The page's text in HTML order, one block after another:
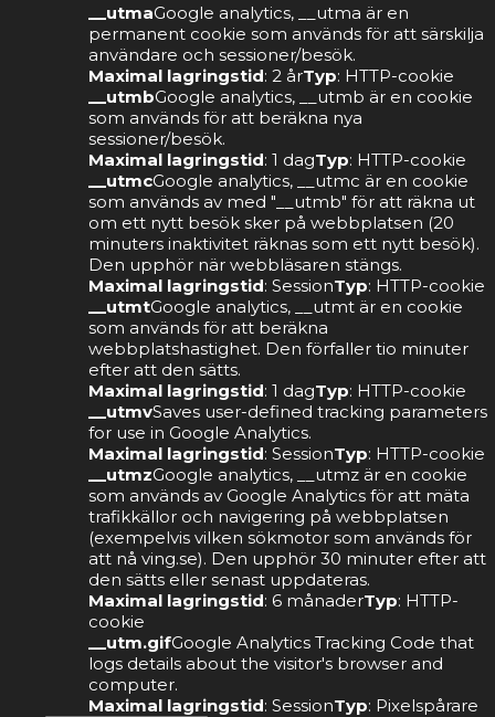
__utmaGoogle analytics, __utma är en
permanent cookie som används för att särskilja
användare och sessioner/besök.
Maximal lagringstid: 2 årTyp: HTTP-cookie
__utmbGoogle analytics, __utmb är en cookie
som används för att beräkna nya
sessioner/besök.
Maximal lagringstid: 1 dagTyp: HTTP-cookie
__utmcGoogle analytics, __utmc är en cookie
som används av med "__utmb" för att räkna ut
om ett nytt besök sker på webbplatsen (20
minuters inaktivitet räknas som ett nytt besök).
Den upphör när webbläsaren stängs.
Maximal lagringstid: SessionTyp: HTTP-cookie
__utmtGoogle analytics, __utmt är en cookie
som används för att beräkna
webbplatshastighet. Den förfaller tio minuter
efter att den sätts.
Maximal lagringstid: 1 dagTyp: HTTP-cookie
__utmvSaves user-defined tracking parameters
for use in Google Analytics.
Maximal lagringstid: SessionTyp: HTTP-cookie
__utmzGoogle analytics, __utmz är en cookie
som används av Google Analytics för att mäta
trafikkällor och navigering på webbplatsen
(exempelvis vilken sökmotor som används för
att nå ving.se). Den upphör 30 minuter efter att
den sätts eller senast uppdateras.
Maximal lagringstid: 6 månaderTyp: HTTP-
cookie
__utm.gifGoogle Analytics Tracking Code that
logs details about the visitor's browser and
computer.
Maximal lagringstid: SessionTyp: Pixelspårare